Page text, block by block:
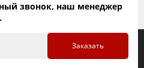
звонок, наш менеджер
Заказать